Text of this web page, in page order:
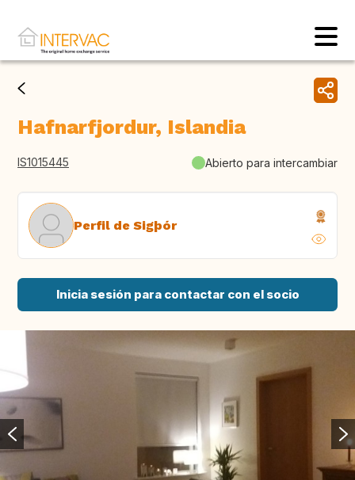
Hafnarfjordur, Islandia
IS1015445 Abierto para intercambiar
Perfil de Sigþór
Inicia sesión para contactar con el socio